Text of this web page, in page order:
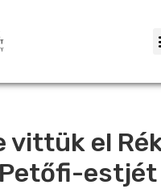
vittük el
estjét